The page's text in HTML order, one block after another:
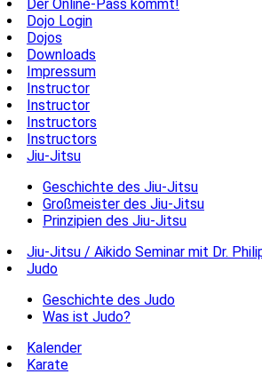
Der Online-Pass kommt!
Dojo Login
Dojos
Downloads
Impressum
Instructor
Instructor
Instructors
Instructors
Jiu-Jitsu
Geschichte des Jiu-Jitsu
Großmeister des Jiu-Jitsu
Prinzipien des Jiu-Jitsu
Jiu-Jitsu / Aikido Seminar mit Dr.
Judo
Geschichte des Judo
Was ist Judo?
Kalender
Karate